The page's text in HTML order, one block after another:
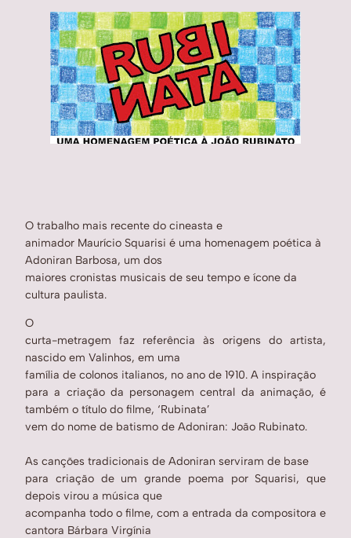
O trabalho mais recente do cineasta e
animador Maurício Squarisi é uma homenagem poética à
Adoniran Barbosa, um dos
maiores cronistas musicais de seu tempo e ícone da
cultura paulista.
O
curta-metragem faz referência às origens do artista,
nascido em Valinhos, em uma
família de colonos italianos, no ano de 1910. A inspiração
para a criação da personagem central da animação, é
também o título do filme, ‘Rubinata’
vem do nome de batismo de Adoniran: João Rubinato.
As canções tradicionais de Adoniran serviram de base
para criação de um grande poema por Squarisi, que
depois virou a música que
acompanha todo o filme, com a entrada da compositora e
cantora Bárbara Virgínia